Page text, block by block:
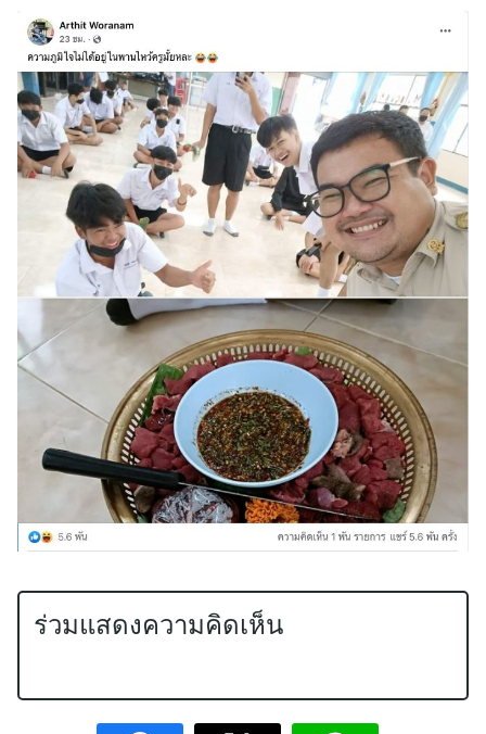
ร่วมแสดงความคิดเห็น